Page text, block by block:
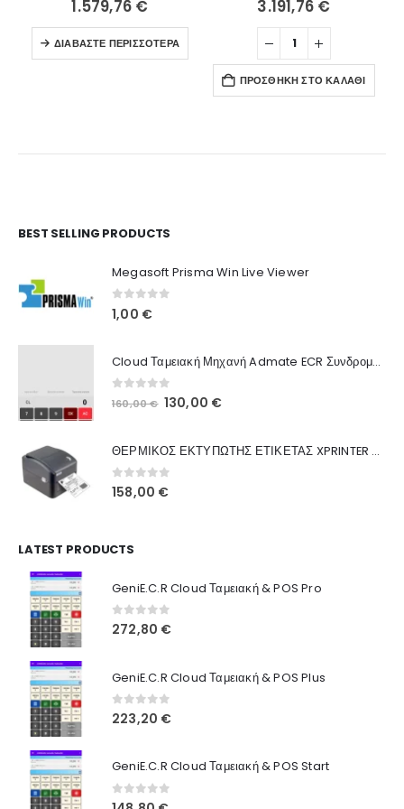
1.579,76 €
ΔΙΑΒΆΣΤΕ ΠΕΡΙΣΣΌΤΕΡΑ
3.191,76 €
ΠΡΟΣΘΉΚΗ ΣΤΟ ΚΑΛΆΘΙ
BEST SELLING PRODUCTS
Megasoft Prisma Win Live Viewer
0 out of 5
1,00 €
Cloud Ταμειακή Μηχανή Admate ECR Συνδρομή 12 μηνών
out of 5
160,00€ Original
160,00 €.
130,00 €Η
είναι:
ΘΕΡΜΙΚΟΣ ΕΚΤΥΠΩΤΗΣ ΕΤΙΚΕΤΑΣ XPRINTER XP-420B
0out of 5
158,00 €
LATEST PRODUCTS
GeniE.C.R Cloud Ταμειακή & POS Pro
0out of 5
272,80 €
GeniE.C.R Cloud Ταμειακή & POS Plus
0out of 5
223,20 €
GeniE.C.R Cloud Ταμειακή & POS Start
0out of 5
Ο Λογαριασμός μου
Στοιχεία λογαριασμού
Παραγγελίες
Πληροφορίες Καταστήματος
Ποιοι Είμαστε
Γιατί Εμάς
Blog
Όροι Χρήσης
Τρόποι Αγοράς
Τρόποι Πληρωμής
Τρόποι Αποστολής
Ασφάλεια Πληρωμών